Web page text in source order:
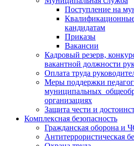
Поступление на
кандидатам
Приказы
Вакансии
Кадровый резерв,
вакантной должности
Оплата труда
Меры поддержки
муниципальных
организациях
Защита чести и
Комплексная безопасность
Гражданская оборона и
Антитеррористическая